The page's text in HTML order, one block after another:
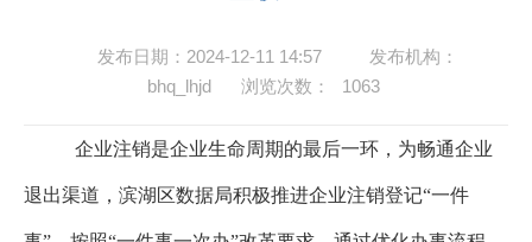
发布日期：2024-12-11 14:57
发布机构：
bhq_lhjd
浏览次数： 1063
企业注销是企业生命周期的最后一环，为畅通企业
退出渠道，滨湖区数据局积极推进企业注销登记“一件